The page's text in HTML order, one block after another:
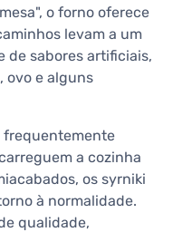
o forno oferece
levam a um
de sabores artificiais,
ovo e alguns
frequentemente
a cozinha
os syrniki
à normalidade.
qualidade,